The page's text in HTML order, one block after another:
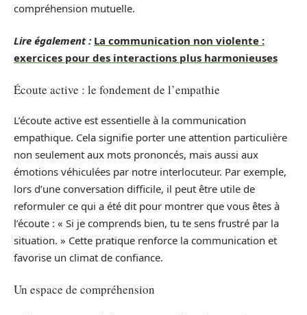
compréhension mutuelle.
Lire également : La communication non violente :
exercices pour des interactions plus harmonieuses
Écoute active : le fondement de l’empathie
L’écoute active est essentielle à la communication
empathique. Cela signifie porter une attention particulière
non seulement aux mots prononcés, mais aussi aux
émotions véhiculées par notre interlocuteur. Par exemple,
lors d’une conversation difficile, il peut être utile de
reformuler ce qui a été dit pour montrer que vous êtes à
l’écoute : « Si je comprends bien, tu te sens frustré par la
situation. » Cette pratique renforce la communication et
favorise un climat de confiance.
Un espace de compréhension